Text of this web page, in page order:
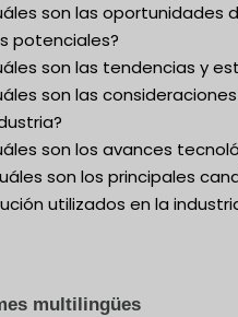
son las oportunidades
potenciales?
son las tendencias y
son las
son los avances
son los principales
utilizados en la
multilingües